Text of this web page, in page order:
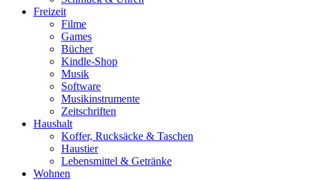
Freizeit
Filme
Games
Bücher
Kindle-Shop
Musik
Software
Musikinstrumente
Zeitschriften
Haushalt
Koffer, Rucksäcke & Taschen
Haustier
Lebensmittel & Getränke
Wohnen